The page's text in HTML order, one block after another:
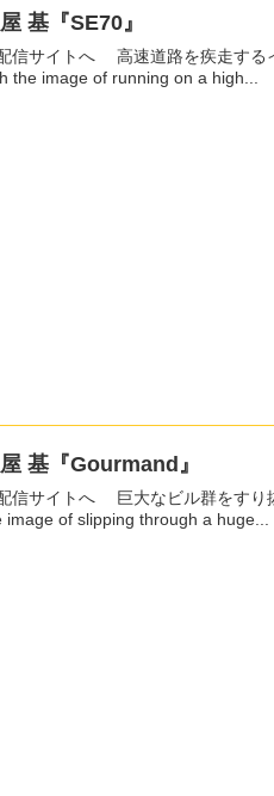
基『SE70』
高速道路を疾走するイメージで製作された楽曲で緊張感の高まるビートが走り抜ける。 This song was produced
the image of running on a high...
基『Gourmand』
大なビル群をすり抜けるイメージで製作された楽曲で軽快なビートを展開する。 This song was made with
image of slipping through a huge...